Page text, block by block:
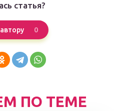
статья?
0
ПО ТЕМЕ